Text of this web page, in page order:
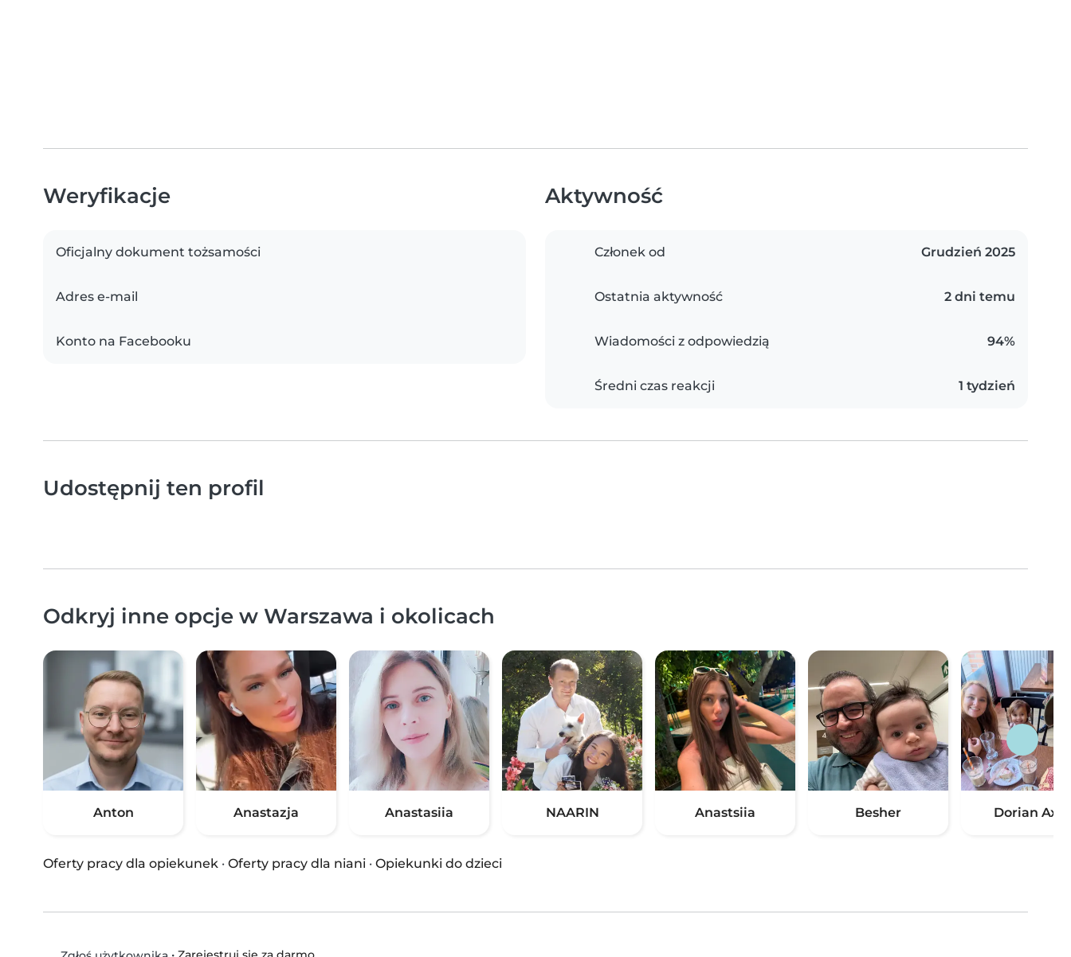
Weryfikacje
Oficjalny dokument tożsamości
Adres e-mail
Konto na Facebooku
Aktywność
Członek od Grudzień 2025
Ostatnia aktywność 2 dni temu
Wiadomości z odpowiedzią 94%
Średni czas reakcji 1 tydzień
Udostępnij ten profil
Odkryj inne opcje w Warszawa i okolicach
Anton Anastazja Anastasiia NAARIN Anastsiia Besher Dorian Axel
Oferty pracy dla opiekunek · Oferty pracy dla niani · Opiekunki do dzieci